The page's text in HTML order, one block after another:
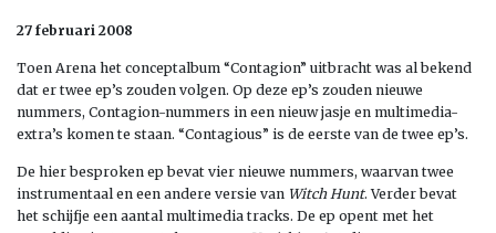
27 februari 2008
Toen Arena het conceptalbum “Contagion” uitbracht was al bekend
dat er twee ep’s zouden volgen. Op deze ep’s zouden nieuwe
nummers, Contagion-nummers in een nieuw jasje en multimedia-
extra’s komen te staan. “Contagious” is de eerste van de twee ep’s.
De hier besproken ep bevat vier nieuwe nummers, waarvan twee
instrumentaal en een andere versie van Witch Hunt. Verder bevat
het schijfje een aantal multimedia tracks. De ep opent met het